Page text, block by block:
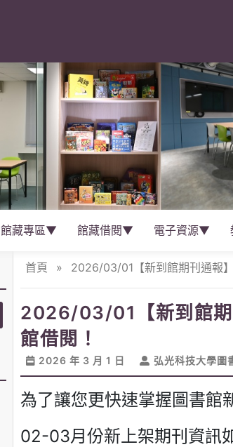
館藏專區▼ 館藏借閱▼ 電子資源▼
首頁 » 2026/03/01【新到館期刊通報
2026/03/01【新到館期
館借閱！
2026 年 3 月 1 日 弘光科技大學圖
為了讓您更快速掌握圖書館
02-03月份新上架期刊資訊